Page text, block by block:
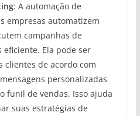
: A automação de
empresas automatizem
campanhas de
Ela pode ser
clientes de acordo com
personalizadas
funil de vendas. Isso ajuda
suas estratégias de